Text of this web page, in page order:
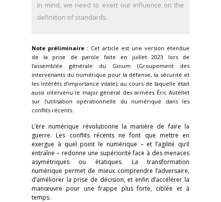
in mind, we need to exert our influence on the
definition of standards.
Note préliminaire : Cet article est une version étendue
de la prise de parole faite en juillet 2023 lors de
l’assemblée générale du Ginum (Groupement des
intervenants du numérique pour la défense, la sécurité et
les intérêts d’importance vitale), au cours de laquelle était
aussi intervenu le major général des armées Éric Autellet
sur l’utilisation opérationnelle du numérique dans les
conflits récents.
L’ère numérique révolutionne la manière de faire la
guerre. Les conflits récents ne font que mettre en
exergue à quel point le numérique – et l’agilité qu’il
entraîne – redonne une supériorité face à des menaces
asymétriques ou étatiques. La transformation
numérique permet de mieux comprendre l’adversaire,
d’améliorer la prise de décision, et enfin d’accélérer la
manœuvre pour une frappe plus forte, ciblée et à
temps.